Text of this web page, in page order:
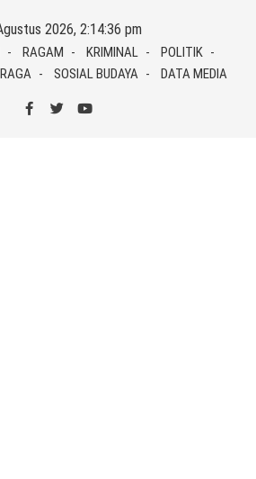
2026, 2:14:36 pm
RAGAM KRIMINAL
POLITIK
SOSIAL BUDAYA DATA MEDIA